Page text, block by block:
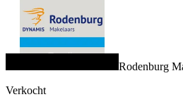
Rodenburg
Verkocht